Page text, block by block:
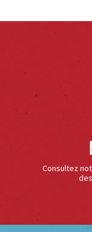
Consultez